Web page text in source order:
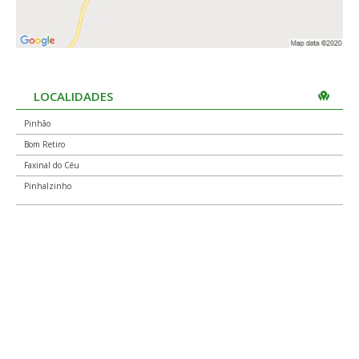
LOCALIDADES
Pinhão
Bom Retiro
Faxinal do Céu
Pinhalzinho